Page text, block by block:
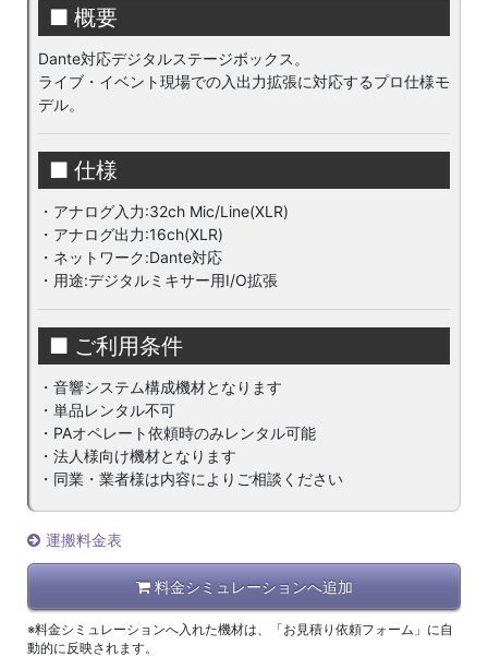
■ 概要
Dante対応デジタルステージボックス。
ライブ・イベント現場での入出力拡張に対応するプロ仕様モ
デル。
■ 仕様
・アナログ入力:32ch Mic/Line(XLR)
・アナログ出力:16ch(XLR)
・ネットワーク:Dante対応
・用途:デジタルミキサー用I/O拡張
■ ご利用条件
・音響システム構成機材となります
・単品レンタル不可
・PAオペレート依頼時のみレンタル可能
・法人様向け機材となります
・同業・業者様は内容によりご相談ください
運搬料金表
料金シミュレーションへ追加
※料金シミュレーションへ入れた機材は、「お見積り依頼フォーム」に自
動的に反映されます。